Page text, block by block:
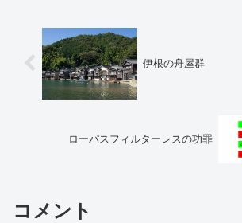
伊根の舟屋群
ローパスフィルターレスの功罪
コメント